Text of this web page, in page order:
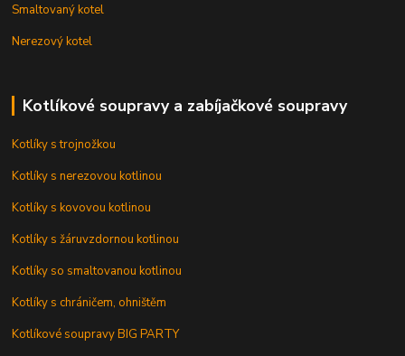
Smaltovaný kotel
Nerezový kotel
Kotlíkové soupravy a zabíjačkové soupravy
Kotlíky s trojnožkou
Kotlíky s nerezovou kotlinou
Kotlíky s kovovou kotlinou
Kotlíky s žáruvzdornou kotlinou
Kotlíky so smaltovanou kotlinou
Kotlíky s chráničem, ohništěm
Kotlíkové soupravy BIG PARTY